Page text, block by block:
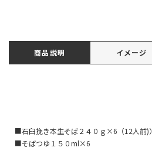
商品説明 イメージ
■石臼挽き本生そば２４０ｇ×6（12人前)）
■そばつゆ１５０ml×6